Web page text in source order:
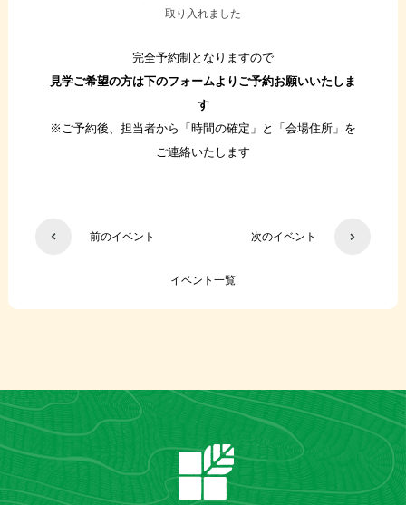
取り入れました
完全予約制となりますので
見学ご希望の方は下のフォームよりご予約お願いいたしま
す
※ご予約後、担当者から「時間の確定」と「会場住所」を
ご連絡いたします
前のイベント
イベント一覧
次のイベント